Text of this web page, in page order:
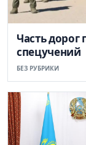
Часть дорог
спецучений
БЕЗ РУБРИКИ